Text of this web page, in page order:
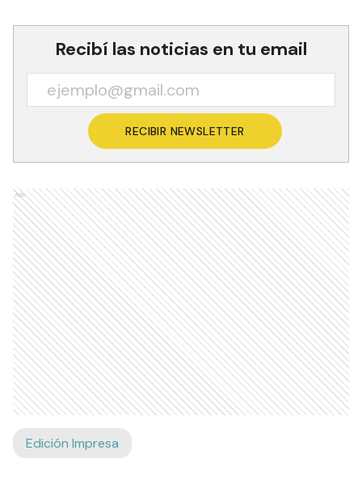
Recibí las noticias en tu email
RECIBIR NEWSLETTER
Ads
Edición Impresa